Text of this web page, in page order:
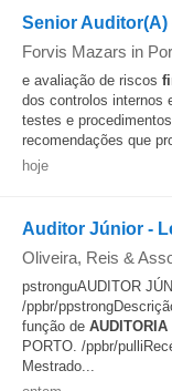
Senior
Forvis Mazars in
e avaliação de riscos
dos controlos internos
testes e
recomendações que
hoje
Auditor Júnior -
Oliveira, Reis &
pstronguAUDITOR
/ppbr/
função de AUDITORIA
PORTO. /ppbr/
Mestrado...